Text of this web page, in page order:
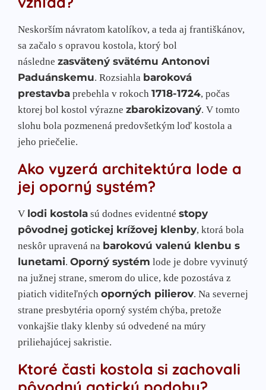
Neskorším návratom katolíkov, a teda aj františkánov,
sa začalo s opravou kostola, ktorý bol
následne zasvätený svätému Antonovi
Paduánskemu. Rozsiahla baroková
prestavba prebehla v rokoch 1718-1724, počas
ktorej bol kostol výrazne zbarokizovaný. V tomto
slohu bola pozmenená predovšetkým loď kostola a
jeho priečelie.
Ako vyzerá architektúra lode a
jej oporný systém?
V lodi kostola sú dodnes evidentné stopy
pôvodnej gotickej krížovej klenby, ktorá bola
neskôr upravená na barokovú valenú klenbu s
lunetami. Oporný systém lode je dobre vyvinutý
na južnej strane, smerom do ulice, kde pozostáva z
piatich viditeľných oporných pilierov. Na severnej
strane presbytéria oporný systém chýba, pretože
vonkajšie tlaky klenby sú odvedené na múry
priliehajúcej sakristie.
Ktoré časti kostola si zachovali